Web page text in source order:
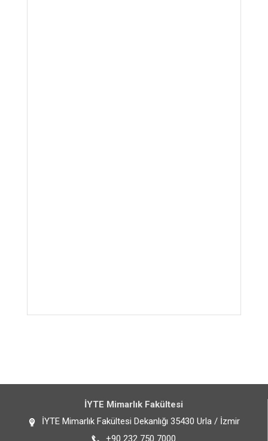
İYTE Mimarlık Fakültesi
İYTE Mimarlık Fakültesi Dekanlığı 35430 Urla / İzmir
+90 232 750 7000